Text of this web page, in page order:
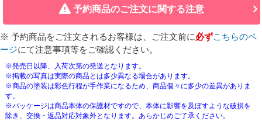
予約商品のご注文に関する注意
※ 予約商品をご注文されるお客様は、ご注文前に必ずこちらのペ
ージにて注意事項等をご確認ください。
※発売日以降、入荷次第の発送となります。
※掲載の写真は実際の商品とは多少異なる場合があります。
※商品の塗装は彩色行程が手作業になるため、商品個々に多少の差異がありま
す。
※パッケージは商品本体の保護材ですので、本体に影響を及ぼすような破損を
除き、交換・返品対応対象外となります。あらかじめご了承ください。